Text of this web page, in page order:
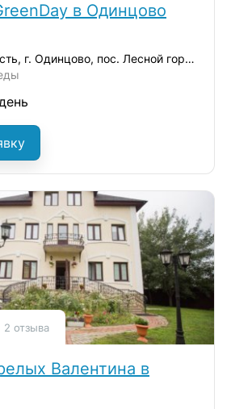
Пансионат GreenDay в Одинцово
Московская область, г. Одинцово, пос. Лесной городок
2 отзыва
Валентина в